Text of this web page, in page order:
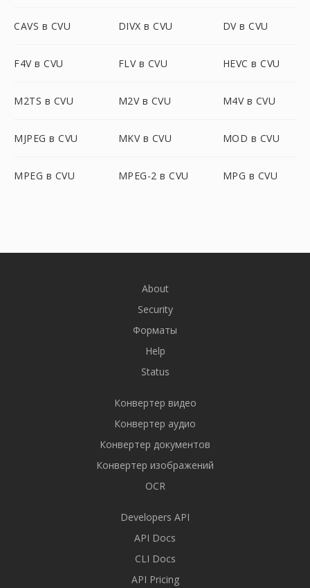
CAVS в CVU DIVX в CVU DV в CVU
F4V в CVU FLV в CVU HEVC в CVU
M2TS в CVU M2V в CVU M4V в CVU
MJPEG в CVU MKV в CVU MOD в CVU
MPEG в CVU MPEG-2 в CVU MPG в CVU
About
Security
Форматы
Help
Status
Конвертер видео
Конвертер аудио
Конвертер документов
Конвертер изображений
OCR
Developers API
API Docs
CLI Docs
API Pricing